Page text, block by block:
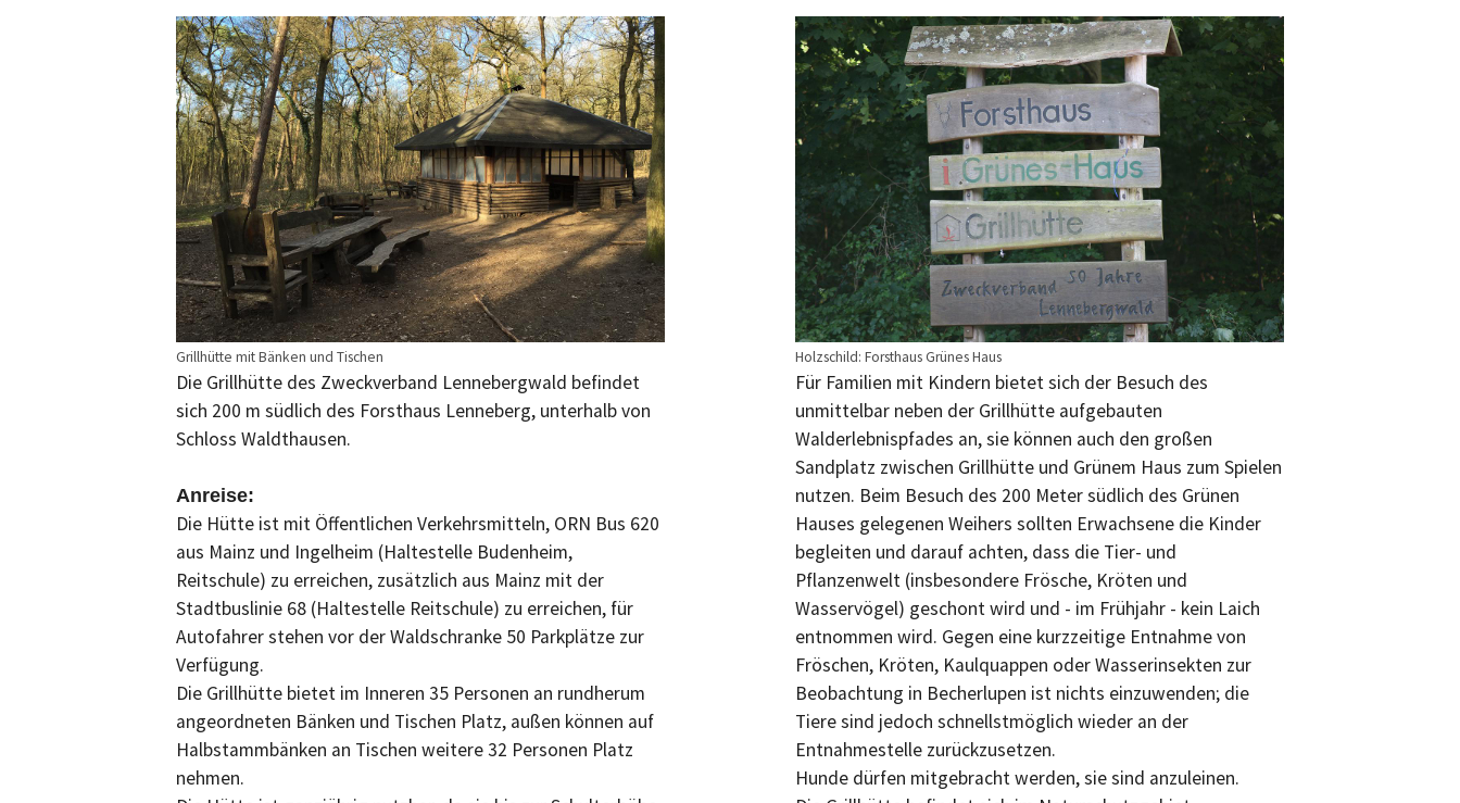
Grillhütte mit Bänken und Tischen
Die Grillhütte des Zweckverband Lennebergwald befindet
sich 200 m südlich des Forsthaus Lenneberg, unterhalb von
Schloss Waldthausen.
Anreise:
Die Hütte ist mit Öffentlichen Verkehrsmitteln, ORN Bus 620
aus Mainz und Ingelheim (Haltestelle Budenheim,
Reitschule) zu erreichen, zusätzlich aus Mainz mit der
Stadtbuslinie 68 (Haltestelle Reitschule) zu erreichen, für
Autofahrer stehen vor der Waldschranke 50 Parkplätze zur
Verfügung.
Die Grillhütte bietet im Inneren 35 Personen an rundherum
angeordneten Bänken und Tischen Platz, außen können auf
Halbstammbänken an Tischen weitere 32 Personen Platz
nehmen.
Holzschild: Forsthaus Grünes Haus
Für Familien mit Kindern bietet sich der Besuch des
unmittelbar neben der Grillhütte aufgebauten
Walderlebnispfades an, sie können auch den großen
Sandplatz zwischen Grillhütte und Grünem Haus zum Spielen
nutzen. Beim Besuch des 200 Meter südlich des Grünen
Hauses gelegenen Weihers sollten Erwachsene die Kinder
begleiten und darauf achten, dass die Tier- und
Pflanzenwelt (insbesondere Frösche, Kröten und
Wasservögel) geschont wird und - im Frühjahr - kein Laich
entnommen wird. Gegen eine kurzzeitige Entnahme von
Fröschen, Kröten, Kaulquappen oder Wasserinsekten zur
Beobachtung in Becherlupen ist nichts einzuwenden; die
Tiere sind jedoch schnellstmöglich wieder an der
Entnahmestelle zurückzusetzen.
Hunde dürfen mitgebracht werden, sie sind anzuleinen.